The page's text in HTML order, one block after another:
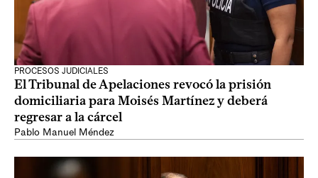
PROCESOS JUDICIALES
El Tribunal de Apelaciones revocó la prisión
domiciliaria para Moisés Martínez y deberá
regresar a la cárcel
Pablo Manuel Méndez